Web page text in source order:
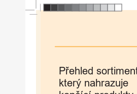
Přehled
který nahrazuje